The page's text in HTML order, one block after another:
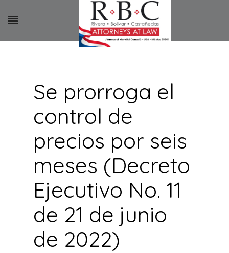
Se prorroga el
control de
precios por seis
meses (Decreto
Ejecutivo No. 11
de 21 de junio
de 2022)